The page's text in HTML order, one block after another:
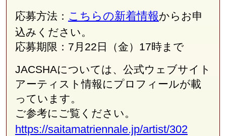
応募方法： こちらの新着情報からお申
込みください。
応募期限：7月22日（金）17時まで
JACSHAについては、公式ウェブサイト
アーティスト情報にプロフィールが載
っています。
ご参考にご覧ください。
https://saitamatriennale.jp/artist/302